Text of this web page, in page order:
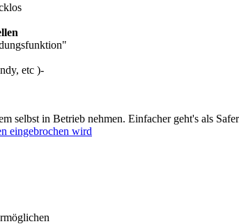
etc )-
selbst in Betrieb nehmen. Einfacher geht's als
eingebrochen wird